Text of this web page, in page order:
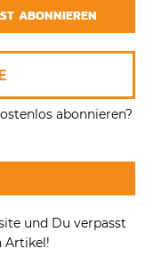
ABONNIEREN
abonnieren?
und Du verpasst
Artikel!